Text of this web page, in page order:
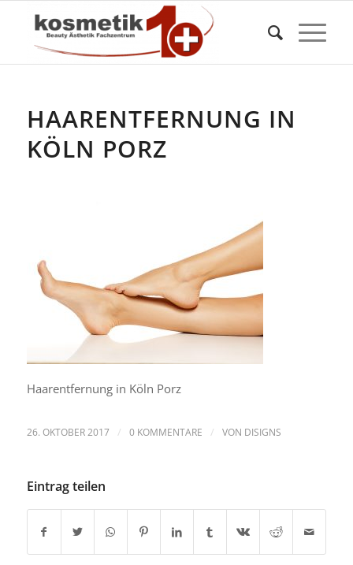
HAARENTFERNUNG IN
KÖLN PORZ
Haarentfernung in Köln Porz
26. OKTOBER 2017 / 0 KOMMENTARE / VON DISIGNS
Eintrag teilen